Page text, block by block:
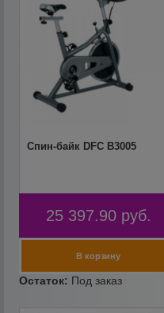
Спин-байк DFC B3005
25 397.90 руб.